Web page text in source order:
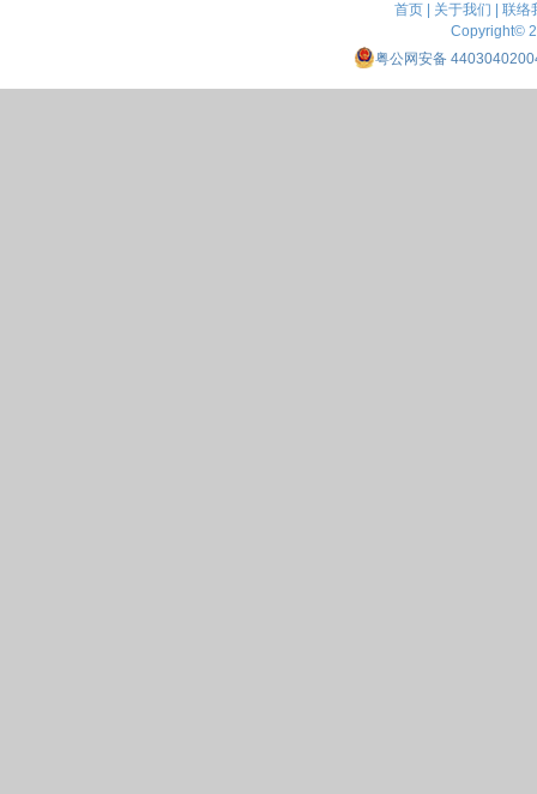
首页 关于我们
联络
Copyright©
粤公网安备